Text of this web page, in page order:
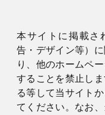
本サイトに掲載さ
告・デザイン等）
り、他のホームペ
することを禁止し
る等して当サイト
てください。なお